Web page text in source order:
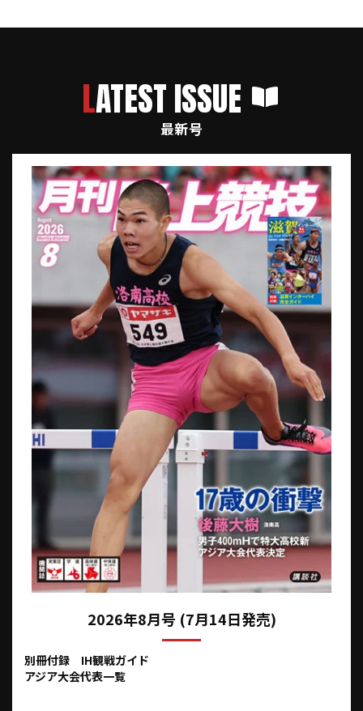
LATEST ISSUE
最新号
2026年8月号 (7月14日発売)
別冊付録 IH観戦ガイド
アジア大会代表一覧